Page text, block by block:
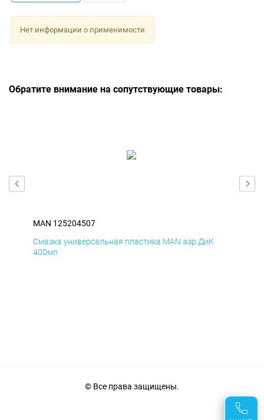
Нет информации о применимости
Обратите внимание на сопутствующие товары:
MAN 125204507
Смазка универсальная пластика MAN аэр ДиК
400мл
© Все права защищены.